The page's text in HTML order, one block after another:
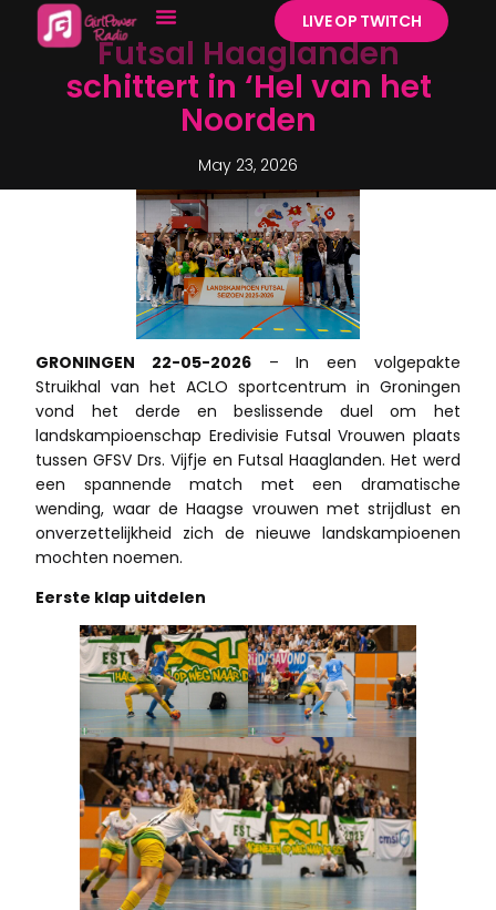
LIVE OP TWITCH
Futsal Haaglanden
schittert in ‘Hel van het
Noorden
May 23, 2026
GRONINGEN 22-05-2026 – In een volgepakte
Struikhal van het ACLO sportcentrum in Groningen
vond het derde en beslissende duel om het
landskampioenschap Eredivisie Futsal Vrouwen plaats
tussen GFSV Drs. Vijfje en Futsal Haaglanden. Het werd
een spannende match met een dramatische
wending, waar de Haagse vrouwen met strijdlust en
onverzettelijkheid zich de nieuwe landskampioenen
mochten noemen.
Eerste klap uitdelen